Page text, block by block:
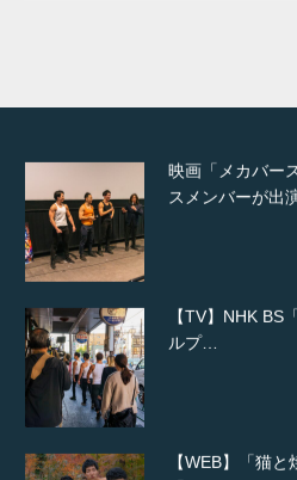
映画「メカバー
スメンバーが出
【TV】NHK BS
ルプ…
【WEB】「猫